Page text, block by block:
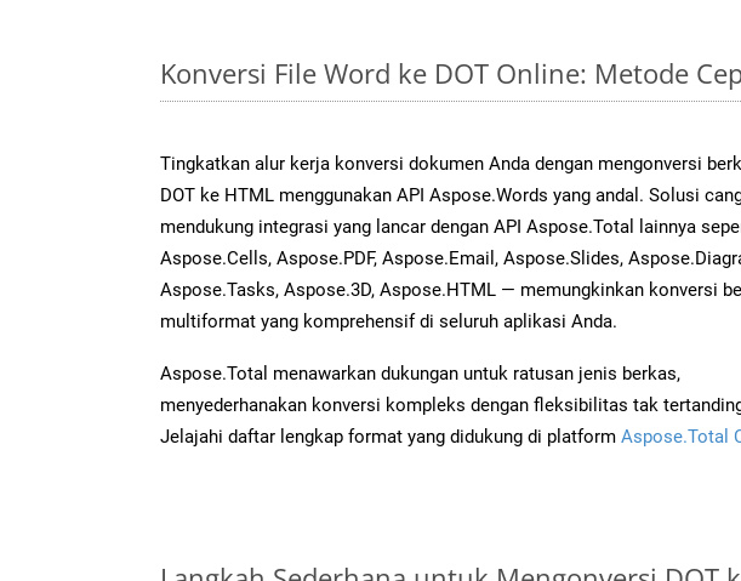
Konversi File Word ke DOT Online: Metode
Tingkatkan alur kerja konversi dokumen Anda dengan mengonversi
DOT ke HTML menggunakan API Aspose.Words yang andal. Solusi
mendukung integrasi yang lancar dengan API Aspose.Total lainnya
Aspose.Cells, Aspose.PDF, Aspose.Email, Aspose.Slides,
Aspose.Tasks, Aspose.3D, Aspose.HTML — memungkinkan konversi
multiformat yang komprehensif di seluruh aplikasi Anda.
Aspose.Total menawarkan dukungan untuk ratusan jenis berkas,
menyederhanakan konversi kompleks dengan fleksibilitas tak
Jelajahi daftar lengkap format yang didukung di platform Aspose.Total